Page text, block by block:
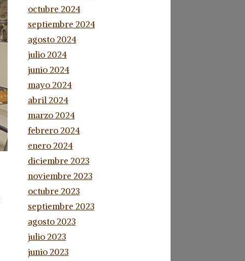
octubre 2024
septiembre 2024
agosto 2024
julio 2024
junio 2024
mayo 2024
abril 2024
marzo 2024
febrero 2024
enero 2024
diciembre 2023
noviembre 2023
octubre 2023
septiembre 2023
agosto 2023
julio 2023
junio 2023